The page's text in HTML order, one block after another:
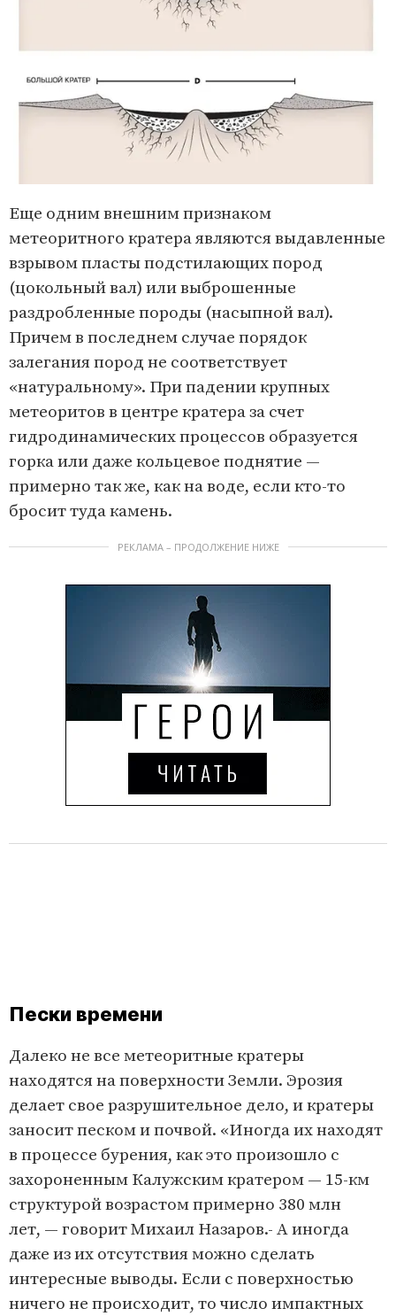
Еще одним внешним признаком
метеоритного кратера являются выдавленные
взрывом пласты подстилающих пород
(цокольный вал) или выброшенные
раздробленные породы (насыпной вал).
Причем в последнем случае порядок
залегания пород не соответствует
«натуральному». При падении крупных
метеоритов в центре кратера за счет
гидродинамических процессов образуется
горка или даже кольцевое поднятие —
примерно так же, как на воде, если кто-то
бросит туда камень.
РЕКЛАМА – ПРОДОЛЖЕНИЕ НИЖЕ
Пески времени
Далеко не все метеоритные кратеры
находятся на поверхности Земли. Эрозия
делает свое разрушительное дело, и кратеры
заносит песком и почвой. «Иногда их находят
в процессе бурения, как это произошло с
захороненным Калужским кратером — 15-км
структурой возрастом примерно 380 млн
лет, — говорит Михаил Назаров.- А иногда
даже из их отсутствия можно сделать
интересные выводы. Если с поверхностью
ничего не происходит, то число импактных